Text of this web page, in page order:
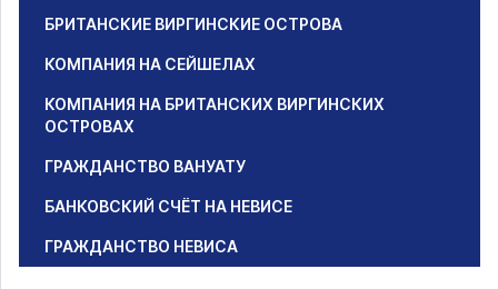
БРИТАНСКИЕ ВИРГИНСКИЕ ОСТРОВА
КОМПАНИЯ НА СЕЙШЕЛАХ
КОМПАНИЯ НА БРИТАНСКИХ ВИРГИНСКИХ
ОСТРОВАХ
ГРАЖДАНСТВО ВАНУАТУ
БАНКОВСКИЙ СЧЁТ НА НЕВИСЕ
ГРАЖДАНСТВО НЕВИСА